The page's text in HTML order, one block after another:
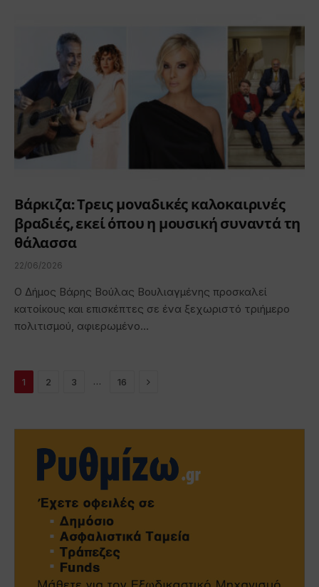
Βάρκιζα: Τρεις μοναδικές καλοκαιρινές
βραδιές, εκεί όπου η μουσική συναντά τη
θάλασσα
22/06/2026
Ο Δήμος Βάρης Βούλας Βουλιαγμένης προσκαλεί
κατοίκους και επισκέπτες σε ένα ξεχωριστό τριήμερο
πολιτισμού, αφιερωμένο…
1 2 3 … 16 Next